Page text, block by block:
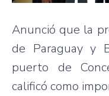
Anunció que la
de Paraguay y
puerto de
calificó como